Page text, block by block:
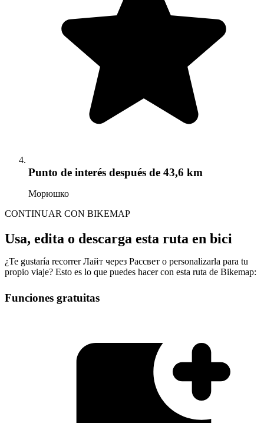
Punto de interés después de 43,6 km
Морюшко
CONTINUAR CON BIKEMAP
Usa, edita o descarga esta ruta en bici
¿Te gustaría recorrer Лайт через Рассвет o personalizarla para tu
propio viaje? Esto es lo que puedes hacer con esta ruta de Bikemap:
Funciones gratuitas